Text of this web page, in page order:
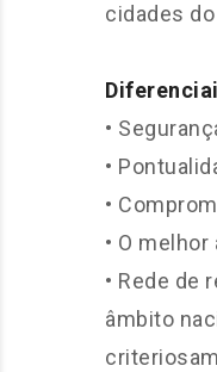
cidades
•
•
•
• O
• Rede de
âmbito